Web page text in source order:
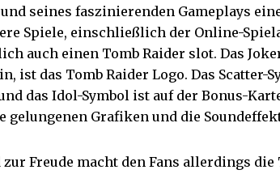
seines faszinierenden Gameplays
Spiele, einschließlich der Online-
auch einen Tomb Raider slot. Das
ist das Tomb Raider Logo. Das Scatter-
das Idol-Symbol ist auf der Bonus-
gelungenen Grafiken und die
Freude macht den Fans allerdings die